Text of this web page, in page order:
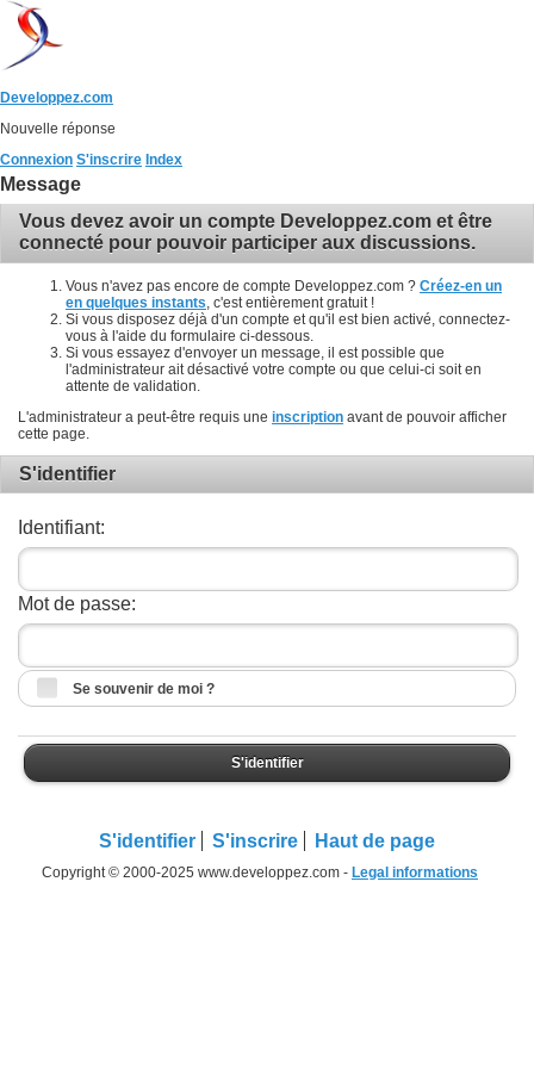
Developpez.com
Nouvelle réponse
Connexion S'inscrire Index
Message
Vous devez avoir un compte Developpez.com et être
connecté pour pouvoir participer aux discussions.
Vous n'avez pas encore de compte Developpez.com ? Créez-en un
en quelques instants , c'est entièrement gratuit !
Si vous disposez déjà d'un compte et qu'il est bien activé, connectez-
vous à l'aide du formulaire ci-dessous.
Si vous essayez d'envoyer un message, il est possible que
l'administrateur ait désactivé votre compte ou que celui-ci soit en
attente de validation.
L'administrateur a peut-être requis une inscription avant de pouvoir afficher
cette page.
S'identifier
Identifiant:
Mot de passe:
Se souvenir de moi ?
S'identifier
S'identifier S'inscrire Haut de page
Copyright © 2000-2025 www.developpez.com - Legal informations